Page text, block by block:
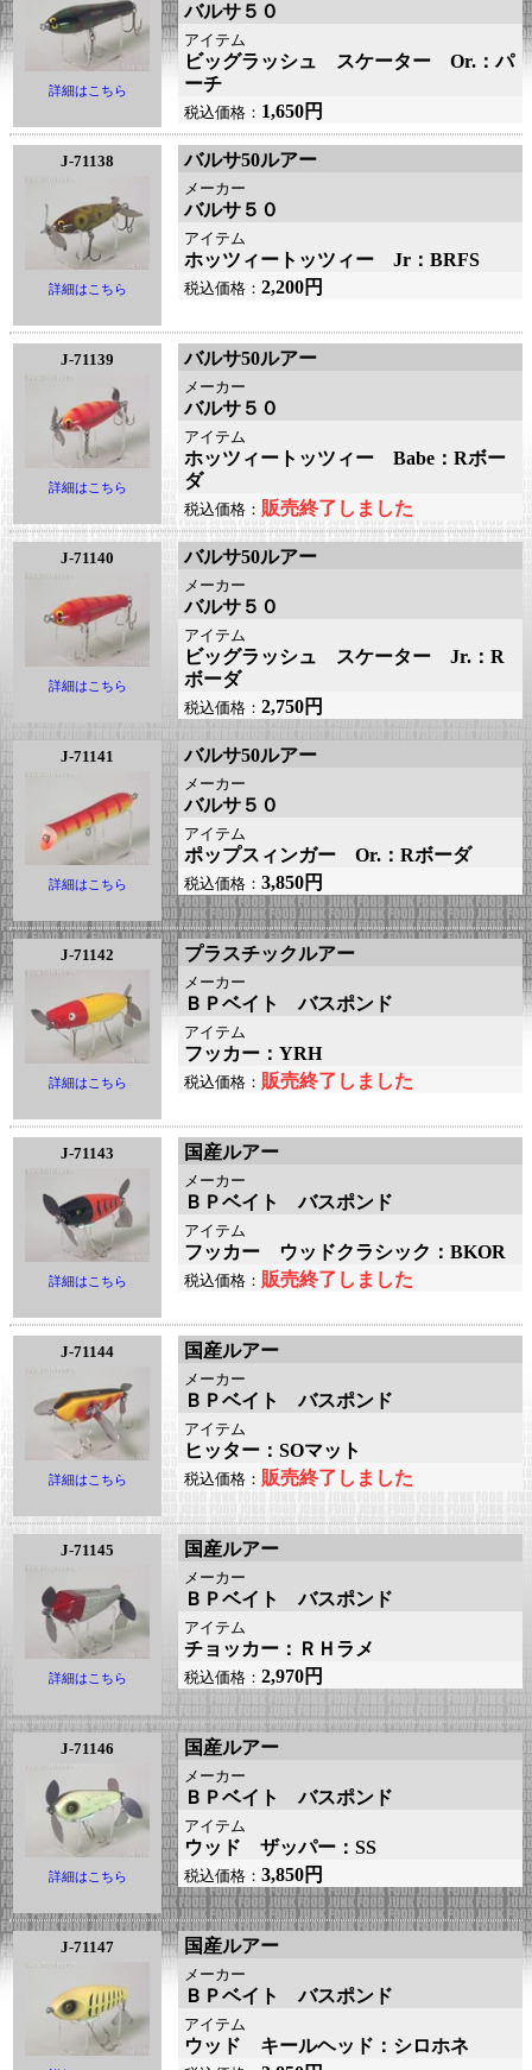
詳細はこちら
バルサ５０
アイテム
ビッグラッシュ スケーター Or.：パ
ーチ
税込価格： 1,650円
J-71138
詳細はこちら
バルサ50ルアー
メーカー
バルサ５０
アイテム
ホッツィートッツィー Jr：BRFS
税込価格： 2,200円
J-71139
詳細はこちら
バルサ50ルアー
メーカー
バルサ５０
アイテム
ホッツィートッツィー Babe：Rボー
ダ
税込価格： 販売終了しました
J-71140
詳細はこちら
バルサ50ルアー
メーカー
バルサ５０
アイテム
ビッグラッシュ スケーター Jr.：R
ボーダ
税込価格： 2,750円
J-71141
詳細はこちら
バルサ50ルアー
メーカー
バルサ５０
アイテム
ポップスィンガー Or.：Rボーダ
税込価格： 3,850円
J-71142
詳細はこちら
プラスチックルアー
メーカー
ＢＰベイト バスポンド
アイテム
フッカー：YRH
税込価格： 販売終了しました
J-71143
詳細はこちら
国産ルアー
メーカー
ＢＰベイト バスポンド
アイテム
フッカー ウッドクラシック：BKOR
税込価格： 販売終了しました
J-71144
詳細はこちら
国産ルアー
メーカー
ＢＰベイト バスポンド
アイテム
ヒッター：SOマット
税込価格： 販売終了しました
J-71145
詳細はこちら
国産ルアー
メーカー
ＢＰベイト バスポンド
アイテム
チョッカー：ＲＨラメ
税込価格： 2,970円
J-71146
詳細はこちら
国産ルアー
メーカー
ＢＰベイト バスポンド
アイテム
ウッド ザッパー：SS
税込価格： 3,850円
J-71147 国産ルアー
メーカー
ＢＰベイト バスポンド
アイテム
ウッド キールヘッド：シロホネ